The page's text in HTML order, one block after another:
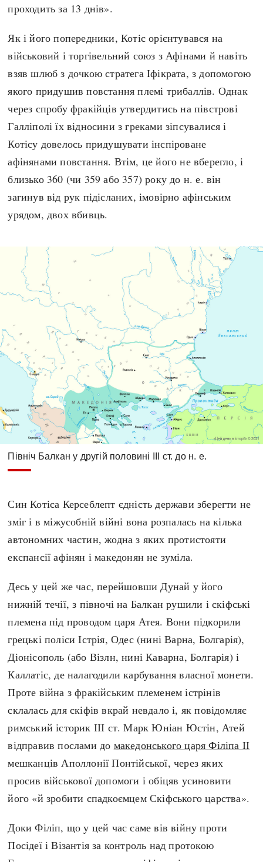
проходить за 13 днів».
Як і його попередники, Котіс орієнтувався на
військовий і торгівельний союз з Афінами й навіть
взяв шлюб з дочкою стратега Іфікрата, з допомогою
якого придушив повстання племі трибаллів. Однак
через спробу фракійців утвердитись на півстрові
Галліполі їх відносини з греками зіпсувалися і
Котісу довелось придушувати інспіроване
афінянами повстання. Втім, це його не вберегло, і
близько 360 (чи 359 або 357) року до н. е. він
загинув від рук підісланих, імовірно афінським
урядом, двох вбивць.
Північ Балкан у другій половині III ст. до н. е.
Син Котіса Керсеблепт єдність держави зберегти не
зміг і в міжусобній війні вона розпалась на кілька
автономних частин, жодна з яких протистояти
експансії афінян і македонян не зуміла.
Десь у цей же час, перейшовши Дунай у його
нижній течії, з півночі на Балкан рушили і скіфські
племена під проводом царя Атея. Вони підкорили
грецькі поліси Істрія, Одес (нині Варна, Болгарія),
Діонісополь (або Візлн, нині Каварна, Болгарія) і
Каллатіс, де налагодили карбування власної монети.
Проте війна з фракійським племенем істрінів
склалась для скіфів вкрай невдало і, як повідомляє
римський історик ІІІ ст. Марк Юніан Юстін, Атей
відправив послами до македонського царя Філіпа ІІ
мешканців Аполлонії Понтійської, через яких
просив військової допомоги і обіцяв усиновити
його «й зробити спадкоємцем Скіфського царства».
Доки Філіп, що у цей час саме вів війну проти
Посідеї і Візантія за контроль над протокою